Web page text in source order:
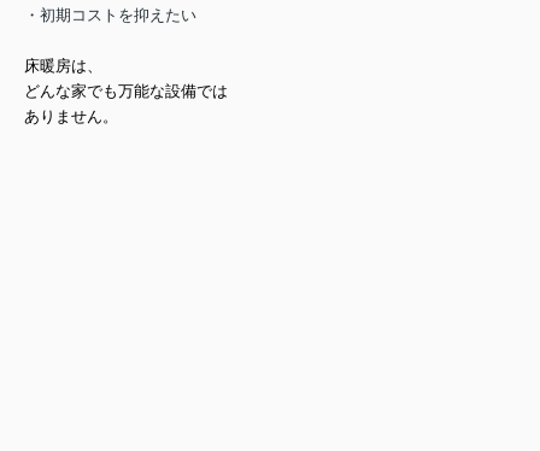
・初期コストを抑えたい
床暖房は、
どんな家でも万能な設備では
ありません。